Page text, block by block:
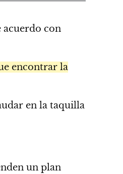
acuerdo con
encontrar la
en la taquilla
un plan